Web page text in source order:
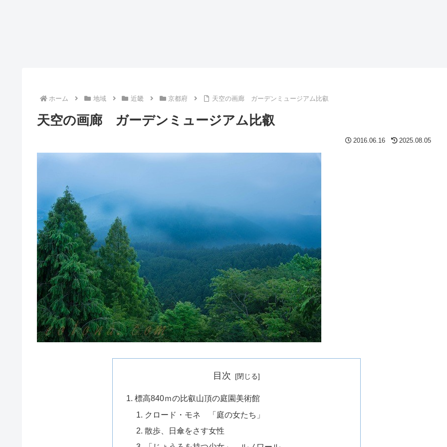
ホーム 地域 近畿 京都府 天空の画廊 ガーデンミュージアム比叡
天空の画廊 ガーデンミュージアム比叡
2016.06.16 2025.08.05
目次
標高840ｍの比叡山頂の庭園美術館
クロード・モネ 「庭の女たち」
散歩、日傘をさす女性